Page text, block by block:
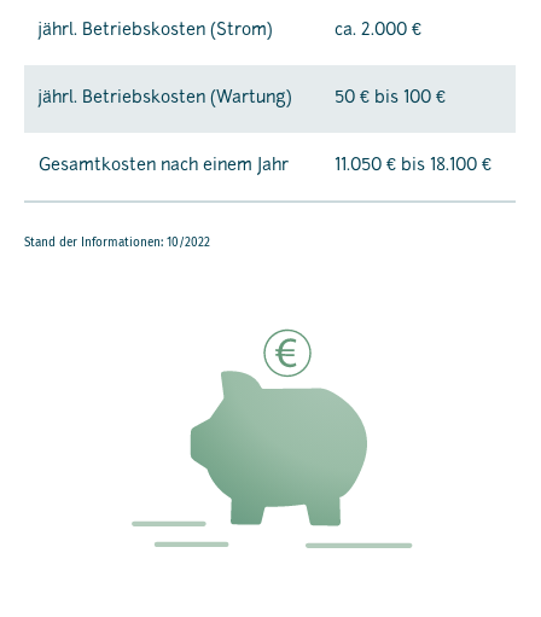
jährl. Betriebskosten (Strom) ca. 2.000 €
jährl. Betriebskosten (Wartung) 50 € bis 100 €
Gesamtkosten nach einem Jahr 11.050 € bis 18.100 €
Stand der Informationen: 10/2022